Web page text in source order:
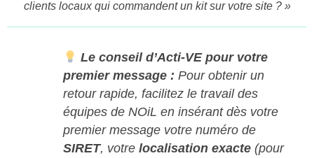
clients locaux qui commandent un kit sur votre site ? »
Le conseil d’Acti-VE pour votre
premier message : Pour obtenir un
retour rapide, facilitez le travail des
équipes de NOiL en insérant dès votre
premier message votre numéro de
SIRET, votre localisation exacte (pour